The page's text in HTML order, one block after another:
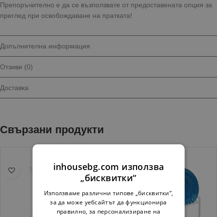
Препоръчително е да се възползвате от предоставената опция за
преглед при освобождаване на пратката!
Допълнителна информация
Отзиви (0)
Доставка
Свързани продукти
inhousebg.com използва
„бисквитки“
Използваме различни типове „бисквитки“,
за да може уебсайтът да функционира
правилно, за персонализиране на